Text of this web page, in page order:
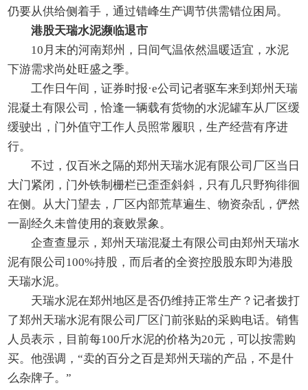
仍要从供给侧着手，通过错峰生产调节供需错位困局。
港股天瑞水泥濒临退市
10月末的河南郑州，日间气温依然温暖适宜，水泥
下游需求尚处旺盛之季。
工作日午间，证券时报·e公司记者驱车来到郑州天瑞
混凝土有限公司，恰逢一辆载有货物的水泥罐车从厂区缓
缓驶出，门外值守工作人员照常履职，生产经营有序进
行。
不过，仅百米之隔的郑州天瑞水泥有限公司厂区当日
大门紧闭，门外铁制栅栏已歪歪斜斜，只有几只野狗徘徊
在侧。从大门望去，厂区内部荒草遍生、物资杂乱，俨然
一副经久未曾使用的衰败景象。
企查查显示，郑州天瑞混凝土有限公司由郑州天瑞水
泥有限公司100%持股，而后者的全资控股股东即为港股
天瑞水泥。
天瑞水泥在郑州地区是否仍维持正常生产？记者拨打
了郑州天瑞水泥有限公司厂区门前张贴的采购电话。销售
人员表示，目前每100斤水泥的价格为20元，可以按需购
买。他强调，“卖的百分之百是郑州天瑞的产品，不是什
么杂牌子。”